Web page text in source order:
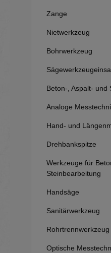
Zange
Nietwerkzeug
Bohrwerkzeug
Beton-, Aspalt- und
Analoge
Hand- und
Drehbankspitze
Werkzeuge für
Steinbearbeitung
Handsäge
Sanitärwerkzeug
Rohrtrennwerkzeug
Optische